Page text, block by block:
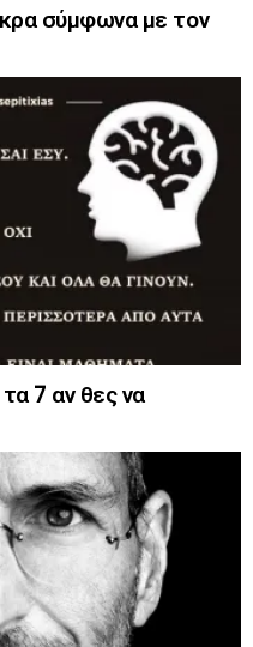
σύμφωνα με τον
7 αν θες να